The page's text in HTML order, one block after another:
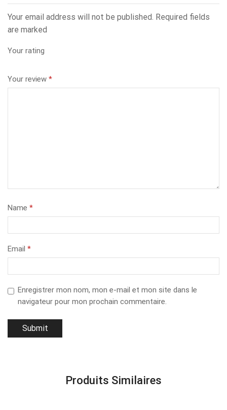
Your email address will not be published. Required fields
are marked
Your rating
Your review *
Name *
Email *
Enregistrer mon nom, mon e-mail et mon site dans le
navigateur pour mon prochain commentaire.
Produits Similaires